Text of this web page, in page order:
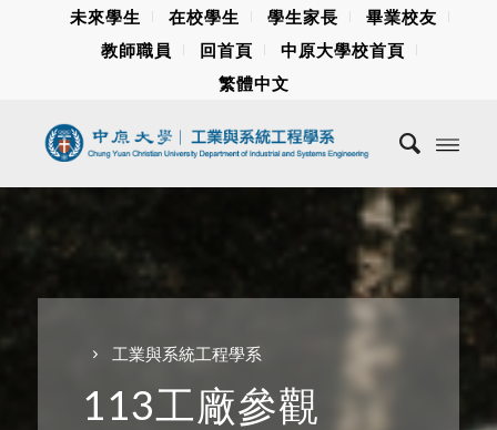
未來學生 在校學生 學生家長
畢業校友
教師職員
回首頁
中原大學校首頁
繁體中文
工業與系統工程學系
113工廠參觀